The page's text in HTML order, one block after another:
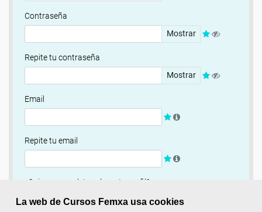
La web de Cursos Femxa usa cookies
Contraseña
Mostrar
Repite tu contraseña
Mostrar
Email
Repite tu email
¿Quieres completar ahora tu perfil?
Si
No, completaré mi perfil más adelante